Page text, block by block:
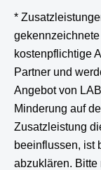
*
kostenpflichtige
Partner und
Angebot von
Minderung auf
Zusatzleistung
beeinflussen, ist
abzuklären.